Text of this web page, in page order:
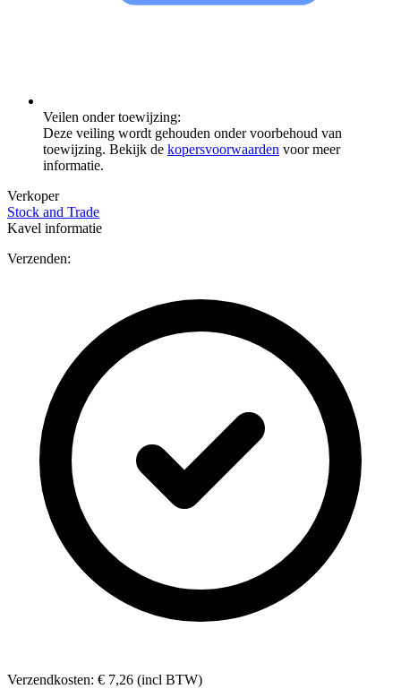
Veilen onder toewijzing:
Deze veiling wordt gehouden onder voorbehoud van
toewijzing. Bekijk de kopersvoorwaarden voor meer
informatie.
Verkoper
Stock and Trade
Kavel informatie
Verzenden:
Verzendkosten: € 7,26 (incl BTW)